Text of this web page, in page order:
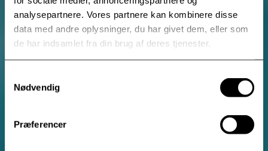
analysepartnere. Vores partnere kan kombinere disse
data med andre oplysninger, du har givet dem, eller som
de har indsamlet fra din brug af deres tjenester.
Nødvendig
Præferencer